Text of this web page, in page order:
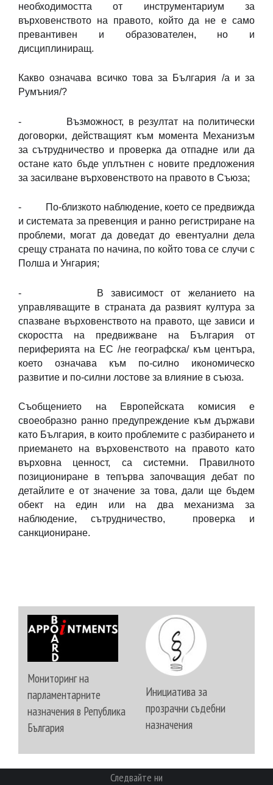
необходимостта от инструментариум за
върховенството на правото, който да не е само
превантивен и образователен, но и
дисциплиниращ.
Какво означава всичко това за България /а и за
Румъния/?
- Възможност, в резултат на политически
договорки, действащият към момента Механизъм
за сътрудничество и проверка да отпадне или да
остане като бъде уплътнен с новите предложения
за засилване върховенството на правото в Съюза;
- По-близкото наблюдение, което се предвижда
и системата за превенция и ранно регистриране на
проблеми, могат да доведат до евентуални дела
срещу страната по начина, по който това се случи с
Полша и Унгария;
- В зависимост от желанието на
управляващите в страната да развият култура за
спазване върховенството на правото, ще зависи и
скоростта на предвижване на България от
периферията на ЕС /не географска/ към центъра,
което означава към по-силно икономическо
развитие и по-силни лостове за влияние в съюза.
Съобщението на Европейската комисия е
своеобразно ранно предупреждение към държави
като България, в които проблемите с разбирането и
приемането на върховенството на правото като
върховна ценност, са системни. Правилното
позициониране в тепърва започващия дебат по
детайлите е от значение за това, дали ще бъдем
обект на един или на два механизма за
наблюдение, сътрудничество, проверка и
санкциониране.
Мониторинг на
парламентарните
назначения в Република
България
Инициатива за
прозрачни съдебни
назначения
Следвайте ни